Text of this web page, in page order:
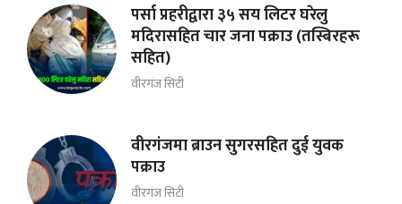
पर्सा प्रहरीद्वारा ३५ सय लिटर घरेलु
मदिरासहित चार जना पक्राउ (तस्बिरहरू
सहित)
वीरगंज सिटी
वीरगंजमा ब्राउन सुगरसहित दुई युवक
पक्राउ
वीरगंज सिटी